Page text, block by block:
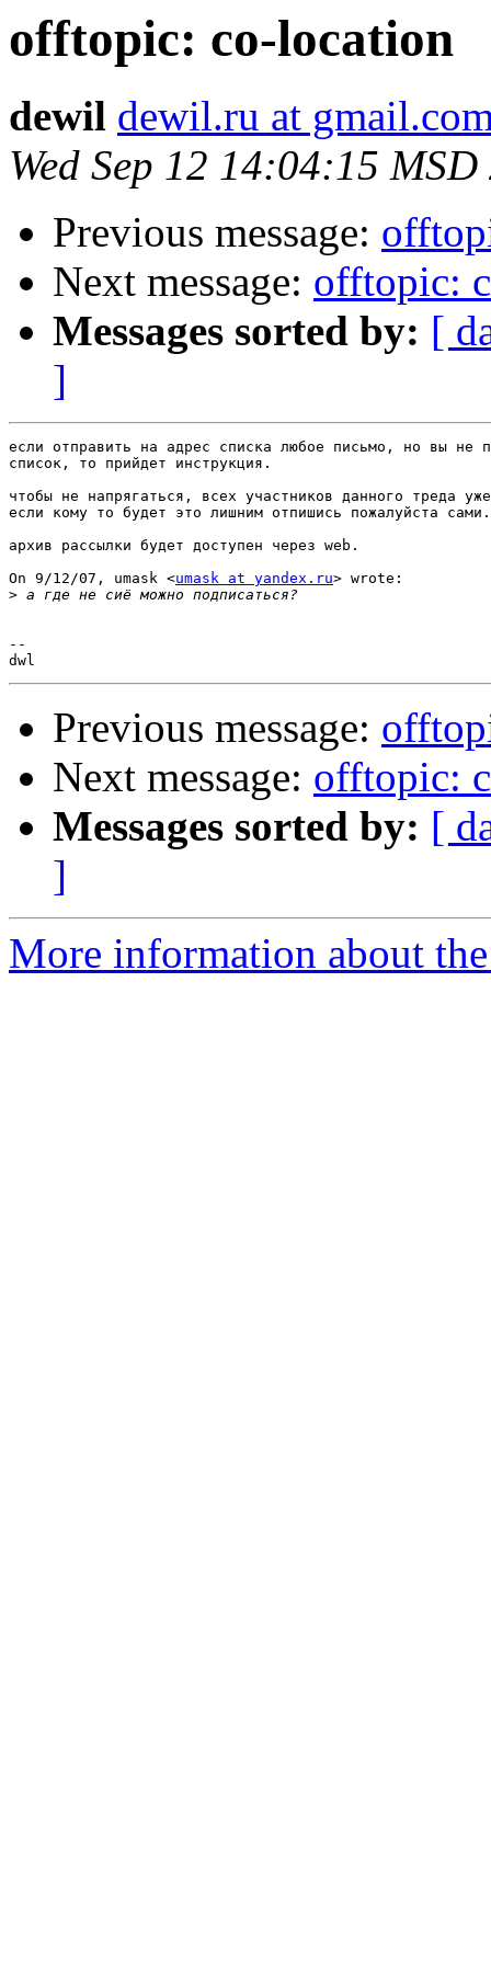
offtopic: co-location
dewil dewil.ru at
Wed Sep 12 14:04:15 MSD
Previous message:
Next message: offtopic:
Messages sorted by: [
]
если отправить на адрес списка любое письмо, но вы не
список, то прийдет инструкция.
чтобы не напрягаться, всех участников данного треда
если кому то будет это лишним отпишись пожалуйста сами.
архив рассылки будет доступен через web.
On 9/12/07, umask <umask at yandex.ru> wrote:
>
--
Previous message:
Next message: offtopic:
Messages sorted by: [
]
More information about